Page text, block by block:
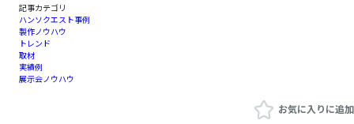
記事カテゴリ
ハンソクエスト事例
製作ノウハウ
トレンド
取材
実績例
展示会ノウハウ
お気に入りに追加